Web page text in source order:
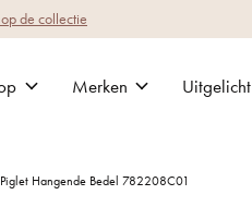
de collectie
Merken Uitgelicht
Hangende Bedel 782208C01